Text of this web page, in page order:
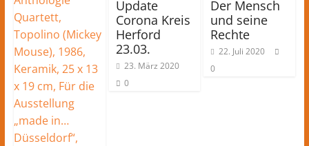
Update
Corona Kreis
Herford
23.03.
23. März 2020
0
Der Mensch
und seine
Rechte
22. Juli 2020
0